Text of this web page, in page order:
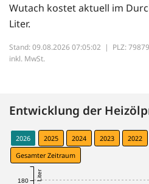
Wutach kostet aktuell im
Liter.
Stand: 09.08.2026 07:05:02 | PLZ:
inkl. MwSt.
Entwicklung der
2026 2025 2024 2023 2022
Gesamter Zeitraum
180